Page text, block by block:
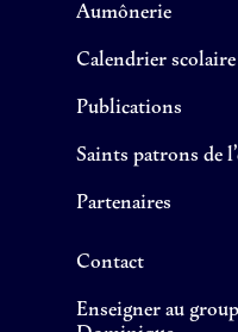
Aumônerie
Calendrier scolaire
Publications
Saints patrons de
Partenaires
Contact
Enseigner au